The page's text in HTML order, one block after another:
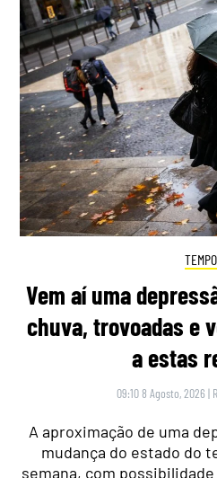
TEMPO
Vem aí uma
chuva, trovoadas e
a estas
09:10 8 Agosto, 2026 |
A aproximação de uma
mudança do estado do
semana, com